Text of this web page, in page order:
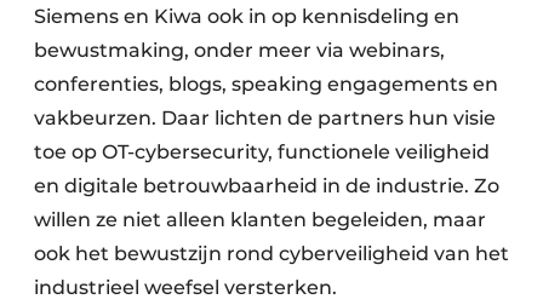
Siemens en Kiwa ook in op kennisdeling en
bewustmaking, onder meer via webinars,
conferenties, blogs, speaking engagements en
vakbeurzen. Daar lichten de partners hun visie
toe op OT-cybersecurity, functionele veiligheid
en digitale betrouwbaarheid in de industrie. Zo
willen ze niet alleen klanten begeleiden, maar
ook het bewustzijn rond cyberveiligheid van het
industrieel weefsel versterken.